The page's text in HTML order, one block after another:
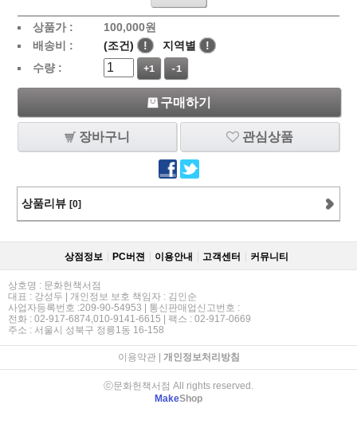
상품가 : 100,000원
배송비 :
(조건) ! 지역별
!
수량 :
+1 -1
구매하기
장바구니 관심상품
상품리뷰 [0]
상점정보 PC버젼 이용안내 고객센터 커뮤니티
상호명 : 문화헌책서점
대표 : 강성두 | 개인정보 보호 책임자 : 김인순
사업자등록번호 :209-90-54953 | 통신판매업신고번호 :
전화 : 02-917-6874,010-9141-6615 | 팩스 : 02-917-0669
주소 : 서울시 성북구 정릉1동 16-158
이용약관| 개인정보처리방침
ⓒ문화헌책서점 All rights reserved.
MakeShop